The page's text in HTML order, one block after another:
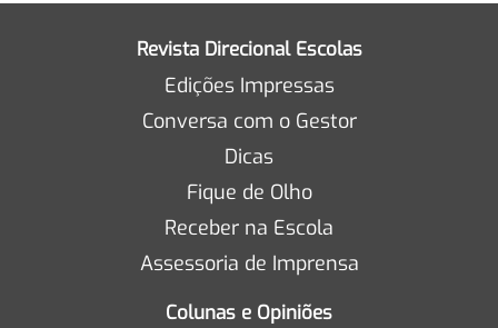
Revista Direcional Escolas
Edições Impressas
Conversa com o Gestor
Dicas
Fique de Olho
Receber na Escola
Assessoria de Imprensa
Colunas e Opiniões